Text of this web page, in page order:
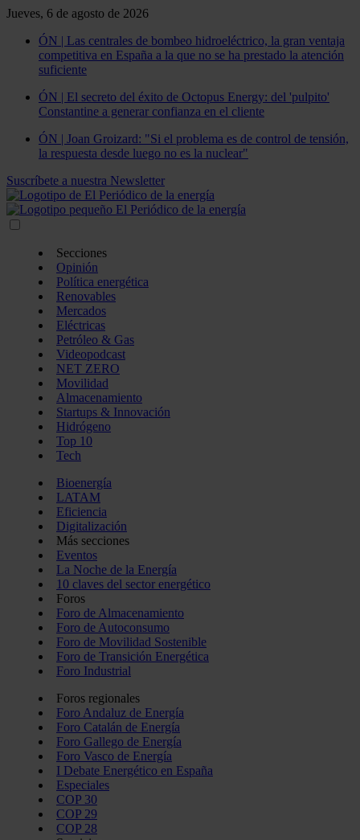
Jueves, 6 de agosto de 2026
ÓN | Las centrales de bombeo hidroeléctrico, la gran ventaja
competitiva en España a la que no se ha prestado la atención
suficiente
ÓN | El secreto del éxito de Octopus Energy: del 'pulpito'
Constantine a generar confianza en el cliente
ÓN | Joan Groizard: "Si el problema es de control de tensión,
la respuesta desde luego no es la nuclear"
Suscríbete a nuestra Newsletter
Secciones
Opinión
Política energética
Renovables
Mercados
Eléctricas
Petróleo & Gas
Videopodcast
NET ZERO
Movilidad
Almacenamiento
Startups & Innovación
Hidrógeno
Top 10
Tech
Bioenergía
LATAM
Eficiencia
Digitalización
Más secciones
Eventos
La Noche de la Energía
10 claves del sector energético
Foros
Foro de Almacenamiento
Foro de Autoconsumo
Foro de Movilidad Sostenible
Foro de Transición Energética
Foro Industrial
Foros regionales
Foro Andaluz de Energía
Foro Catalán de Energía
Foro Gallego de Energía
Foro Vasco de Energía
I Debate Energético en España
Especiales
COP 30
COP 29
COP 28